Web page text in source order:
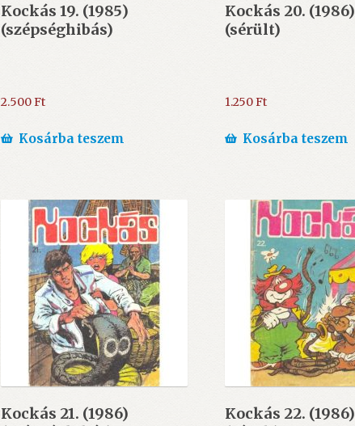
Kockás 19. (1985)
(szépséghibás)
2.500Ft
Kosárba teszem
Kockás 20. (1986)
(sérült)
1.250Ft
Kosárba teszem
Kockás 21. (1986)
Kockás 22. (1986)